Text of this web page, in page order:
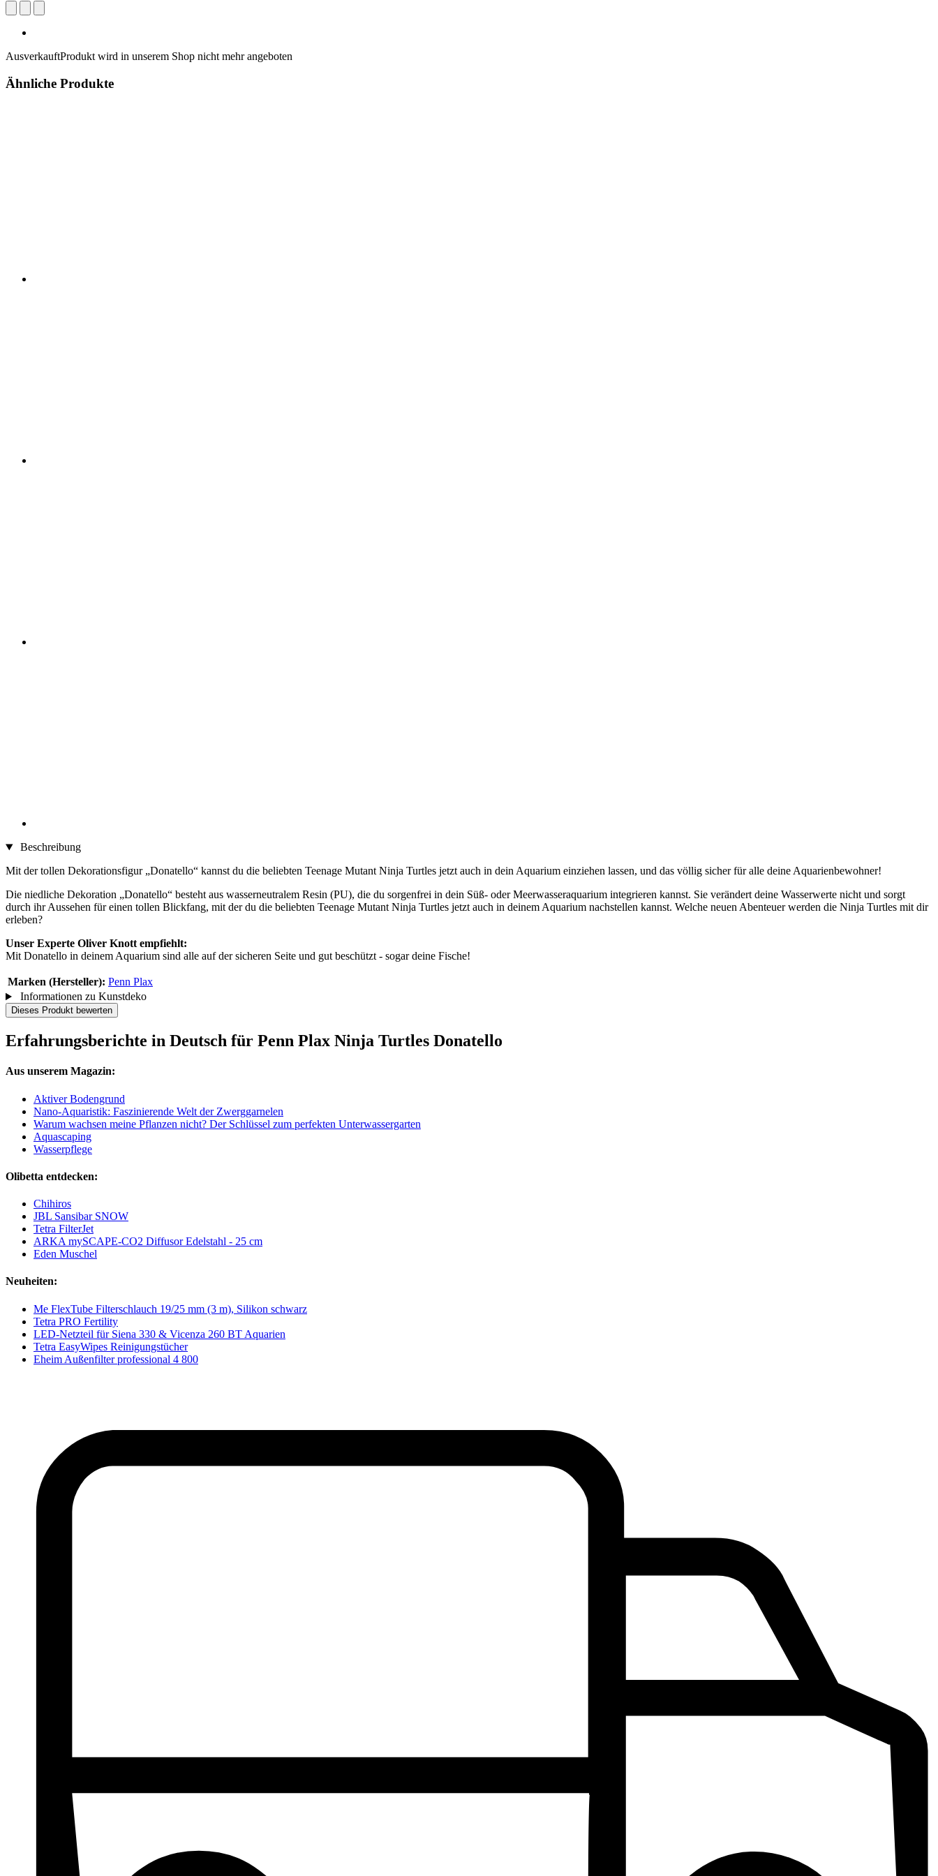
AusverkauftProdukt wird in unserem Shop nicht mehr angeboten
Ähnliche Produkte
Beschreibung
Mit der tollen Dekorationsfigur „Donatello“ kannst du die beliebten Teenage Mutant Ninja Turtles jetzt auch in dein Aquarium einziehen lassen, und das völlig sicher für alle deine Aquarienbewohner!
Die niedliche Dekoration „Donatello“ besteht aus wasserneutralem Resin (PU), die du sorgenfrei in dein Süß- oder Meerwasseraquarium integrieren kannst. Sie verändert deine Wasserwerte nicht und sorgt
durch ihr Aussehen für einen tollen Blickfang, mit der du die beliebten Teenage Mutant Ninja Turtles jetzt auch in deinem Aquarium nachstellen kannst. Welche neuen Abenteuer werden die Ninja Turtles mit dir
erleben?
Unser Experte Oliver Knott empfiehlt:
Mit Donatello in deinem Aquarium sind alle auf der sicheren Seite und gut beschützt - sogar deine Fische!
Marken (Hersteller): Penn Plax
Informationen zu Kunstdeko
Dieses Produkt bewerten
Erfahrungsberichte in Deutsch für Penn Plax Ninja Turtles Donatello
Aus unserem Magazin:
Aktiver Bodengrund
Nano-Aquaristik: Faszinierende Welt der Zwerggarnelen
Warum wachsen meine Pflanzen nicht? Der Schlüssel zum perfekten Unterwassergarten
Aquascaping
Wasserpflege
Olibetta entdecken:
Chihiros
JBL Sansibar SNOW
Tetra FilterJet
ARKA mySCAPE-CO2 Diffusor Edelstahl - 25 cm
Eden Muschel
Neuheiten:
Me FlexTube Filterschlauch 19/25 mm (3 m), Silikon schwarz
Tetra PRO Fertility
LED-Netzteil für Siena 330 & Vicenza 260 BT Aquarien
Tetra EasyWipes Reinigungstücher
Eheim Außenfilter professional 4 800